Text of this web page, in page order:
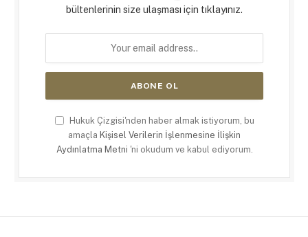
bültenlerinin size ulaşması için tıklayınız.
Hukuk Çizgisi'nden haber almak istiyorum, bu
amaçla Kişisel Verilerin İşlenmesine İlişkin
Aydınlatma Metni 'ni okudum ve kabul ediyorum.